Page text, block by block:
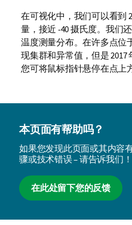
在可视化中，我们可以看到
量，接近 -40 摄氏度。我们
温度测量分布。在许多点位
现集群和异常值，但是 2017
您可将鼠标指针悬停在点上
本页面有帮助吗？
如果您发现此页面或其内容
骤或技术错误 – 请告诉我们！
在此处留下您的反馈